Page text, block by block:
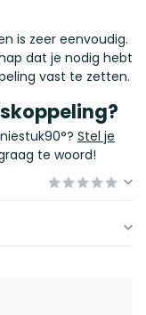
is zeer eenvoudig.
dat je nodig hebt
vast te zetten.
Stel je
te woord!